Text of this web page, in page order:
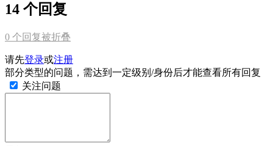
14 个回复
0 个回复被折叠
请先登录或注册
部分类型的问题，需达到一定级别/身份后才能查看所有回复
关注问题